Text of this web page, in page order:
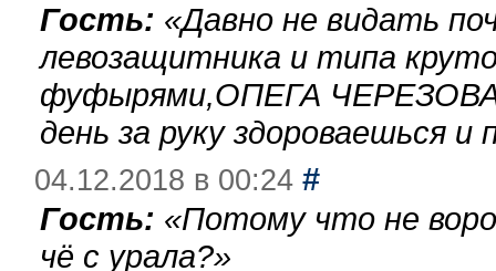
Гость: «Давно не видать
левозащитника и типа
фуфырями,ОПЕГА
день за руку здороваешься
04.12.2018 в 00:24 #
Гость: «Потому что не
чё с урала?»